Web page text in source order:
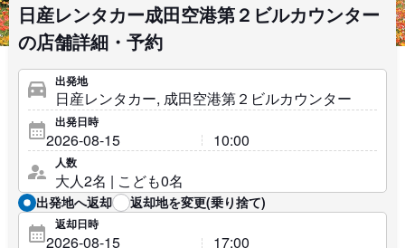
日産レンタカー成田空港第２ビルカウンター
の店舗詳細・予約
出発地
出発日時
人数
出発地へ返却 返却地を変更(乗り捨て)
返却日時